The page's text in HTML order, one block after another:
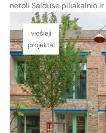
netoli Salduse piliakalnio ir
viešieji
projektai